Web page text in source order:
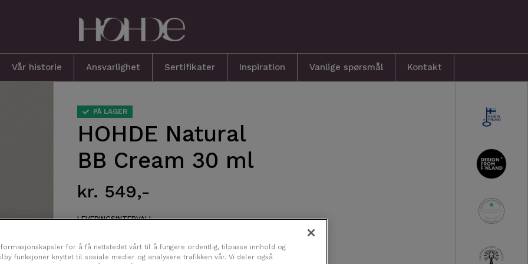
Produkter
Vår historie Ansvarlighet Sertifikater Inspiration Vanlige spørsmål Kontakt
PÅ LAGER
HOHDE Natural
BB Cream 30 ml
kr. 549,-
LEVERINGSINTERVALL
for å få nettstedet vårt til å fungere ordentlig, tilpasse innhold og
funksjoner knyttet til sosiale medier og analysere trafikken vår. Vi deler også